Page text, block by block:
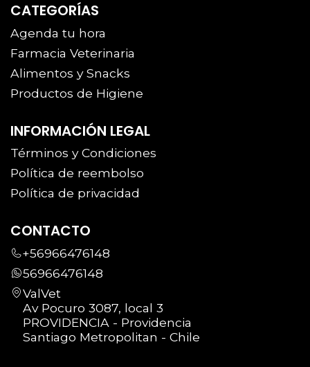
CATEGORÍAS
Agenda tu hora
Farmacia Veterinaria
Alimentos y Snacks
Productos de Higiene
INFORMACIÓN LEGAL
Términos y Condiciones
Política de reembolso
Política de privacidad
CONTACTO
+56966476148
56966476148
ValVet
Av Pocuro 3087, local 3
PROVIDENCIA - Providencia
Santiago Metropolitan - Chile